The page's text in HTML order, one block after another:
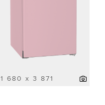
1 680 x 3 871